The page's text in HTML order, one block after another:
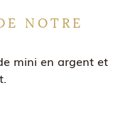
NOTRE
mini en argent et